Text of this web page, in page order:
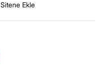
Sitene Ekle